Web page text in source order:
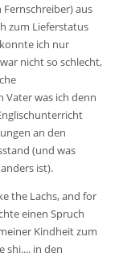
aus
zum Lieferstatus
ich nur
nicht so schlecht,
Vater was ich denn
an den
(und was
ist).
the Lachs, and for
einen Spruch
Kindheit zum
shi.... in den